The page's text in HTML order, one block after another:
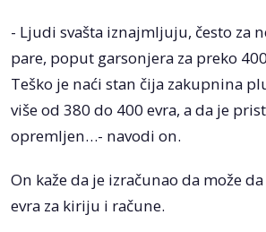
- Ljudi svašta iznajmljuju, često za
pare, poput garsonjera za preko
Teško je naći stan čija zakupnina
više od 380 do 400 evra, a da je
opremljen…- navodi on.
On kaže da je izračunao da može
evra za kiriju i račune.